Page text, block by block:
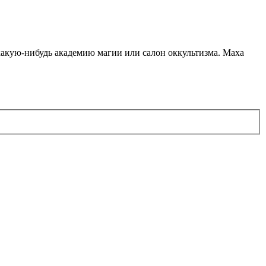
нибудь академию магии или салон оккультизма. Маха